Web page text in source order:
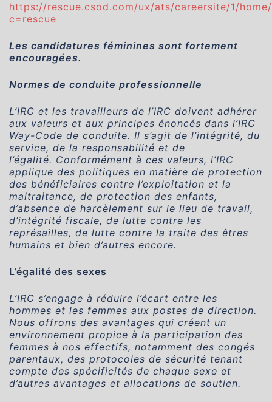
https://rescue.csod.com/ux/ats/careersite/1/
c=rescue
Les candidatures féminines sont fortement
encouragées.
Normes de conduite professionnelle
L’IRC et les travailleurs de l’IRC doivent adhérer
aux valeurs et aux principes énoncés dans l’IRC
Way-Code de conduite. Il s’agit de l’intégrité, du
service, de la responsabilité et de
l’égalité. Conformément à ces valeurs, l’IRC
applique des politiques en matière de protection
des bénéficiaires contre l’exploitation et la
maltraitance, de protection des enfants,
d’absence de harcèlement sur le lieu de travail,
d’intégrité fiscale, de lutte contre les
représailles, de lutte contre la traite des êtres
humains et bien d’autres encore.
L’égalité des sexes
L’IRC s’engage à réduire l’écart entre les
hommes et les femmes aux postes de direction.
Nous offrons des avantages qui créent un
environnement propice à la participation des
femmes à nos effectifs, notamment des congés
parentaux, des protocoles de sécurité tenant
compte des spécificités de chaque sexe et
d’autres avantages et allocations de soutien.